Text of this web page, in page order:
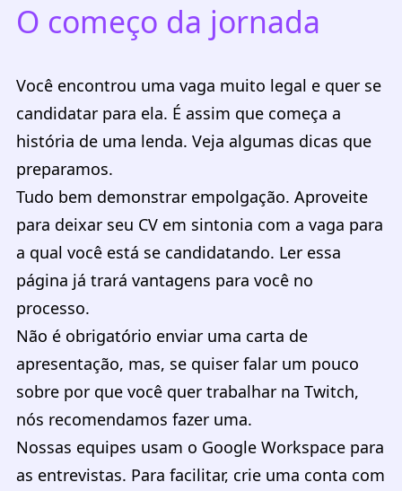
O começo da jornada
Você encontrou uma vaga muito legal e quer se
candidatar para ela. É assim que começa a
história de uma lenda. Veja algumas dicas que
preparamos.
Tudo bem demonstrar empolgação. Aproveite
para deixar seu CV em sintonia com a vaga para
a qual você está se candidatando. Ler essa
página já trará vantagens para você no
processo.
Não é obrigatório enviar uma carta de
apresentação, mas, se quiser falar um pouco
sobre por que você quer trabalhar na Twitch,
nós recomendamos fazer uma.
Nossas equipes usam o Google Workspace para
as entrevistas. Para facilitar, crie uma conta com